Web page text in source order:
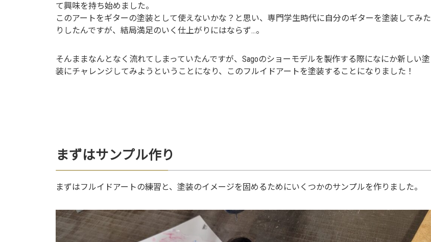
て興味を持ち始めました。
このアートをギターの塗装として使えないかな？と思い、専門学生時代に自分のギターを塗装してみた
りしたんですが、結局満足のいく仕上がりにはならず…。
そんままなんとなく流れてしまっていたんですが、Sagoのショーモデルを製作する際になにか新しい塗
装にチャレンジしてみようということになり、このフルイドアートを塗装することになりました！
まずはサンプル作り
まずはフルイドアートの練習と、塗装のイメージを固めるためにいくつかのサンプルを作りました。